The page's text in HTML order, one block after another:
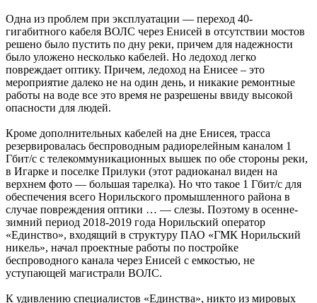
Одна из проблем при эксплуатации — переход 40-
гигабитного кабеля ВОЛС через Енисей в отсутствии мостов
решено было пустить по дну реки, причем для надежности
было уложено несколько кабелей. Но ледоход легко
повреждает оптику. Причем, ледоход на Енисее – это
мероприятие далеко не на один день, и никакие ремонтные
работы на воде все это время не разрешены ввиду высокой
опасности для людей.
Кроме дополнительных кабелей на дне Енисея, трасса
резервировалась беспроводным радиорелейным каналом 1
Гбит/c c телекоммуникационных вышек по обе стороны реки,
в Игарке и поселке Прилуки (этот радиоканал виден на
верхнем фото — большая тарелка). Но что такое 1 Гбит/c для
обеспечения всего Норильского промышленного района в
случае повреждения оптики … — слезы. Поэтому в осенне-
зимний период 2018-2019 года Норильский оператор
«Единство», входящий в структуру ПАО «ГМК Норильский
никель», начал проектные работы по постройке
беспроводного канала через Енисей с емкостью, не
уступающей магистрали ВОЛС.
К удивлению специалистов «Единства», никто из мировых